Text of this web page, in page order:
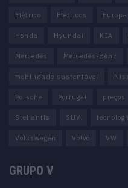
Elétrico Elétricos Europa
Honda Hyundai KIA
Mercedes Mercedes-Benz
mobilidade sustentável
Porsche Portugal preços
Stellantis SUV
Volkswagen Volvo VW
GRUPO V